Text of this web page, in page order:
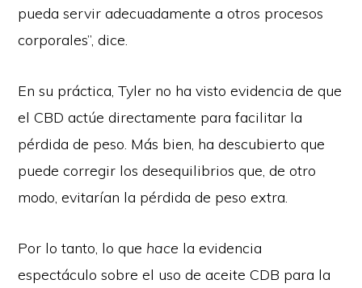
pueda servir adecuadamente a otros procesos
corporales”, dice.
En su práctica, Tyler no ha visto evidencia de que
el CBD actúe directamente para facilitar la
pérdida de peso. Más bien, ha descubierto que
puede corregir los desequilibrios que, de otro
modo, evitarían la pérdida de peso extra.
Por lo tanto, lo que hace la evidencia
espectáculo sobre el uso de aceite CDB para la